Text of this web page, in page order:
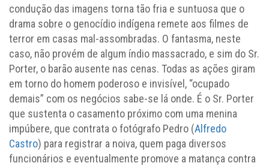
condução das imagens torna tão fria e suntuosa que o
drama sobre o genocídio indígena remete aos filmes de
terror em casas mal-assombradas. O fantasma, neste
caso, não provém de algum índio massacrado, e sim do Sr.
Porter, o barão ausente nas cenas. Todas as ações giram
em torno do homem poderoso e invisível, “ocupado
demais” com os negócios sabe-se lá onde. É o Sr. Porter
que sustenta o casamento próximo com uma menina
impúbere, que contrata o fotógrafo Pedro (Alfredo
Castro) para registrar a noiva, quem paga diversos
funcionários e eventualmente promove a matança contra